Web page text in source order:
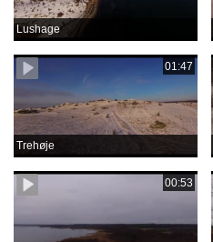
Lushage
01:47
Trehøje
00:53